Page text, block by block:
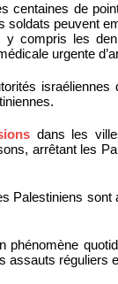
centaines de
peuvent
compris les
urgente
dans les
arrêtant les
Palestiniens sont
phénomène
assauts réguliers